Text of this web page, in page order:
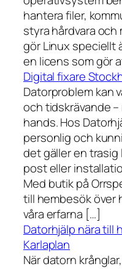
hantera filer,
styra hårdvara
gör Linux speciellt
en licens som gör
Digital fixare
Datorproblem kan
och tidskrävande
hands. Hos
personlig och
det gäller en
post eller
Med butik på
till hembesök över
våra erfarna […]
Datorhjälp nära till
Karlaplan
När datorn